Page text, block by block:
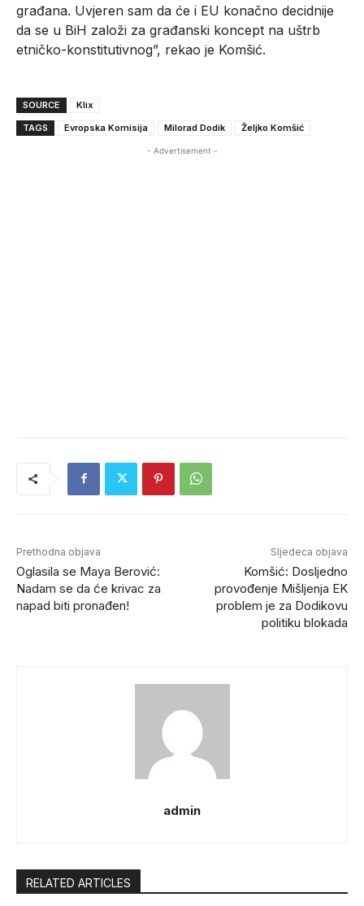
građana. Uvjeren sam da će i EU konačno decidnije
da se u BiH založi za građanski koncept na uštrb
etničko-konstitutivnog”, rekao je Komšić.
SOURCE
Klix
TAGS
Evropska Komisija Milorad Dodik Željko Komšić
- Advertisement -
Prethodna objava
Oglasila se Maya Berović:
Nadam se da će krivac za
napad biti pronađen!
Sljedeca objava
Komšić: Dosljedno
provođenje Mišljenja EK
problem je za Dodikovu
politiku blokada
admin
RELATED ARTICLES